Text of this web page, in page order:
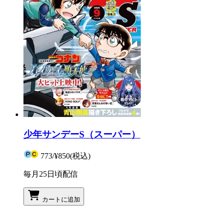
少年サンデーS（スーパー）
773/¥850(税込)
毎月25日頃配信
カートに追加